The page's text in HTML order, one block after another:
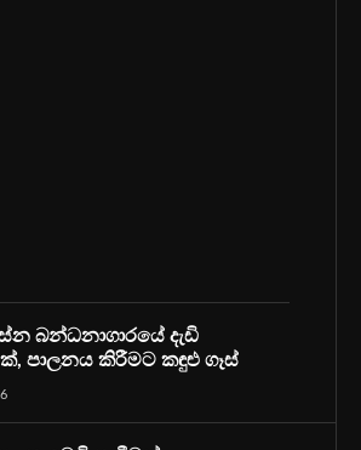
බන්ධනාගාරයේ දැඩි
පාලනය කිරීමට කඳුළු ගෑස්